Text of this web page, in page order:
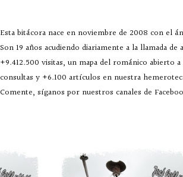
Esta bitácora nace en noviembre de 2008 con el
Son 19 años acudiendo diariamente a la llamada
+9.412.500 visitas, un mapa del románico abierto
consultas y +6.100 artículos en nuestra
Comente, síganos por nuestros canales de